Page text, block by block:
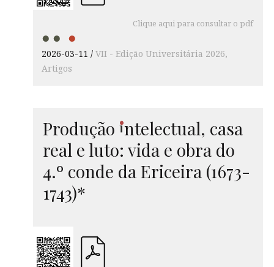
Clique aqui para consultar o pdf
2026-03-11
VII - Edição Universitária 2026
Artigos
Produção intelectual, casa
real e luto: vida e obra do
4.º conde da Ericeira (1673-
1743)*